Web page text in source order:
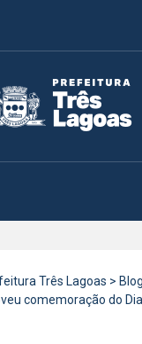
Três Lagoas > Blog
comemoração do